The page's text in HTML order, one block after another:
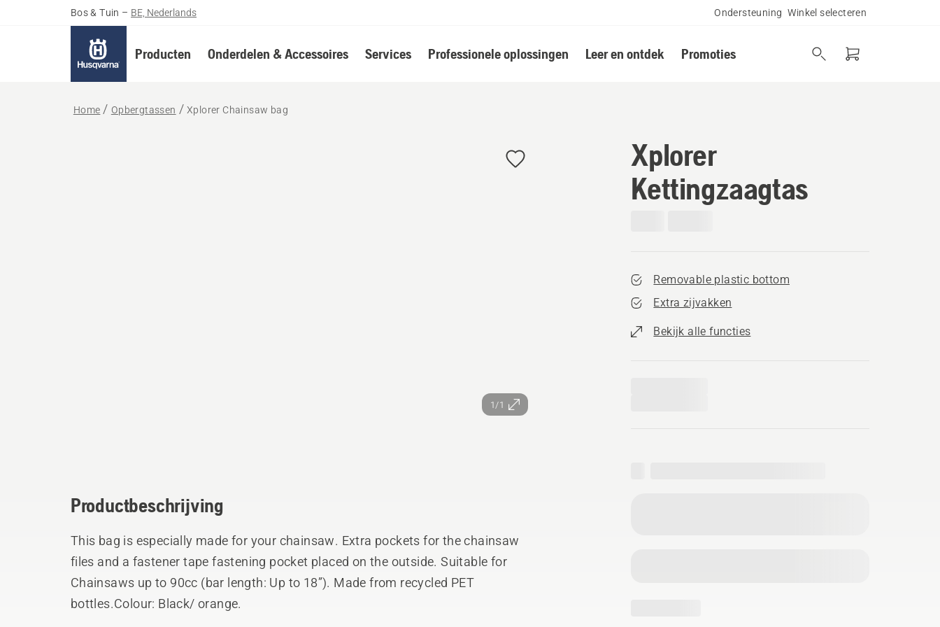
Bos & Tuin – BE, Nederlands Ondersteuning Winkel selecteren
Producten Onderdelen & Accessoires Services Professionele oplossingen Leer en ontdek Promoties
Home Opbergtassen Xplorer Chainsaw bag
1/1
Xplorer
Kettingzaagtas
Removable plastic bottom
Extra zijvakken
Bekijk alle functies
Productbeschrijving
This bag is especially made for your chainsaw. Extra pockets for the chainsaw
files and a fastener tape fastening pocket placed on the outside. Suitable for
Chainsaws up to 90cc (bar length: Up to 18”). Made from recycled PET
bottles.Colour: Black/ orange.